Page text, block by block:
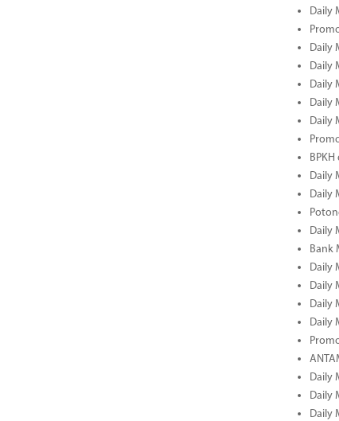
Daily
Daily
Daily
Daily
Daily
Daily
Daily
Daily
Daily
Bank
Daily
Daily
Daily
Daily
Daily
Daily
Daily